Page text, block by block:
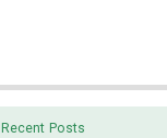
Recent Posts